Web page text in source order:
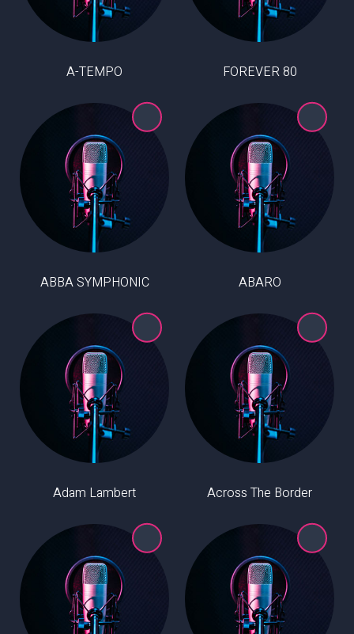
80 FOREVER
A-TEMPO
ABARO
ABBA SYMPHONIC
Across The Border
Adam Lambert